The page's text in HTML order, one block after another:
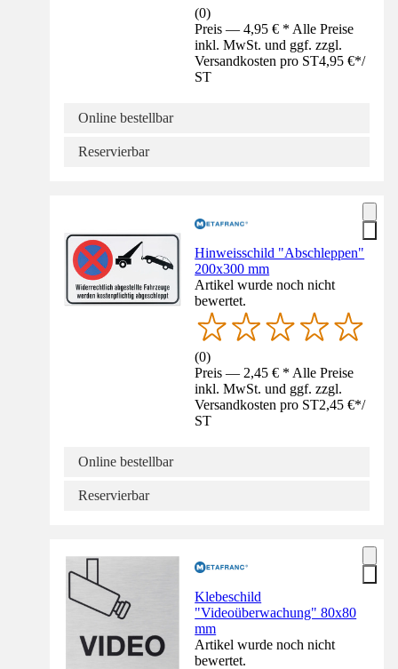
(0)
Preis — 4,95 € * Alle Preise
inkl. MwSt. und ggf. zzgl.
Versandkosten pro ST4,95 €*/
ST
Online bestellbar
Reservierbar
Hinweisschild "Abschleppen"
200x300 mm
Artikel wurde noch nicht
bewertet.
(0)
Preis — 2,45 € * Alle Preise
inkl. MwSt. und ggf. zzgl.
Versandkosten pro ST2,45 €*/
ST
Online bestellbar
Reservierbar
Klebeschild
"Videoüberwachung" 80x80
mm
Artikel wurde noch nicht
bewertet.